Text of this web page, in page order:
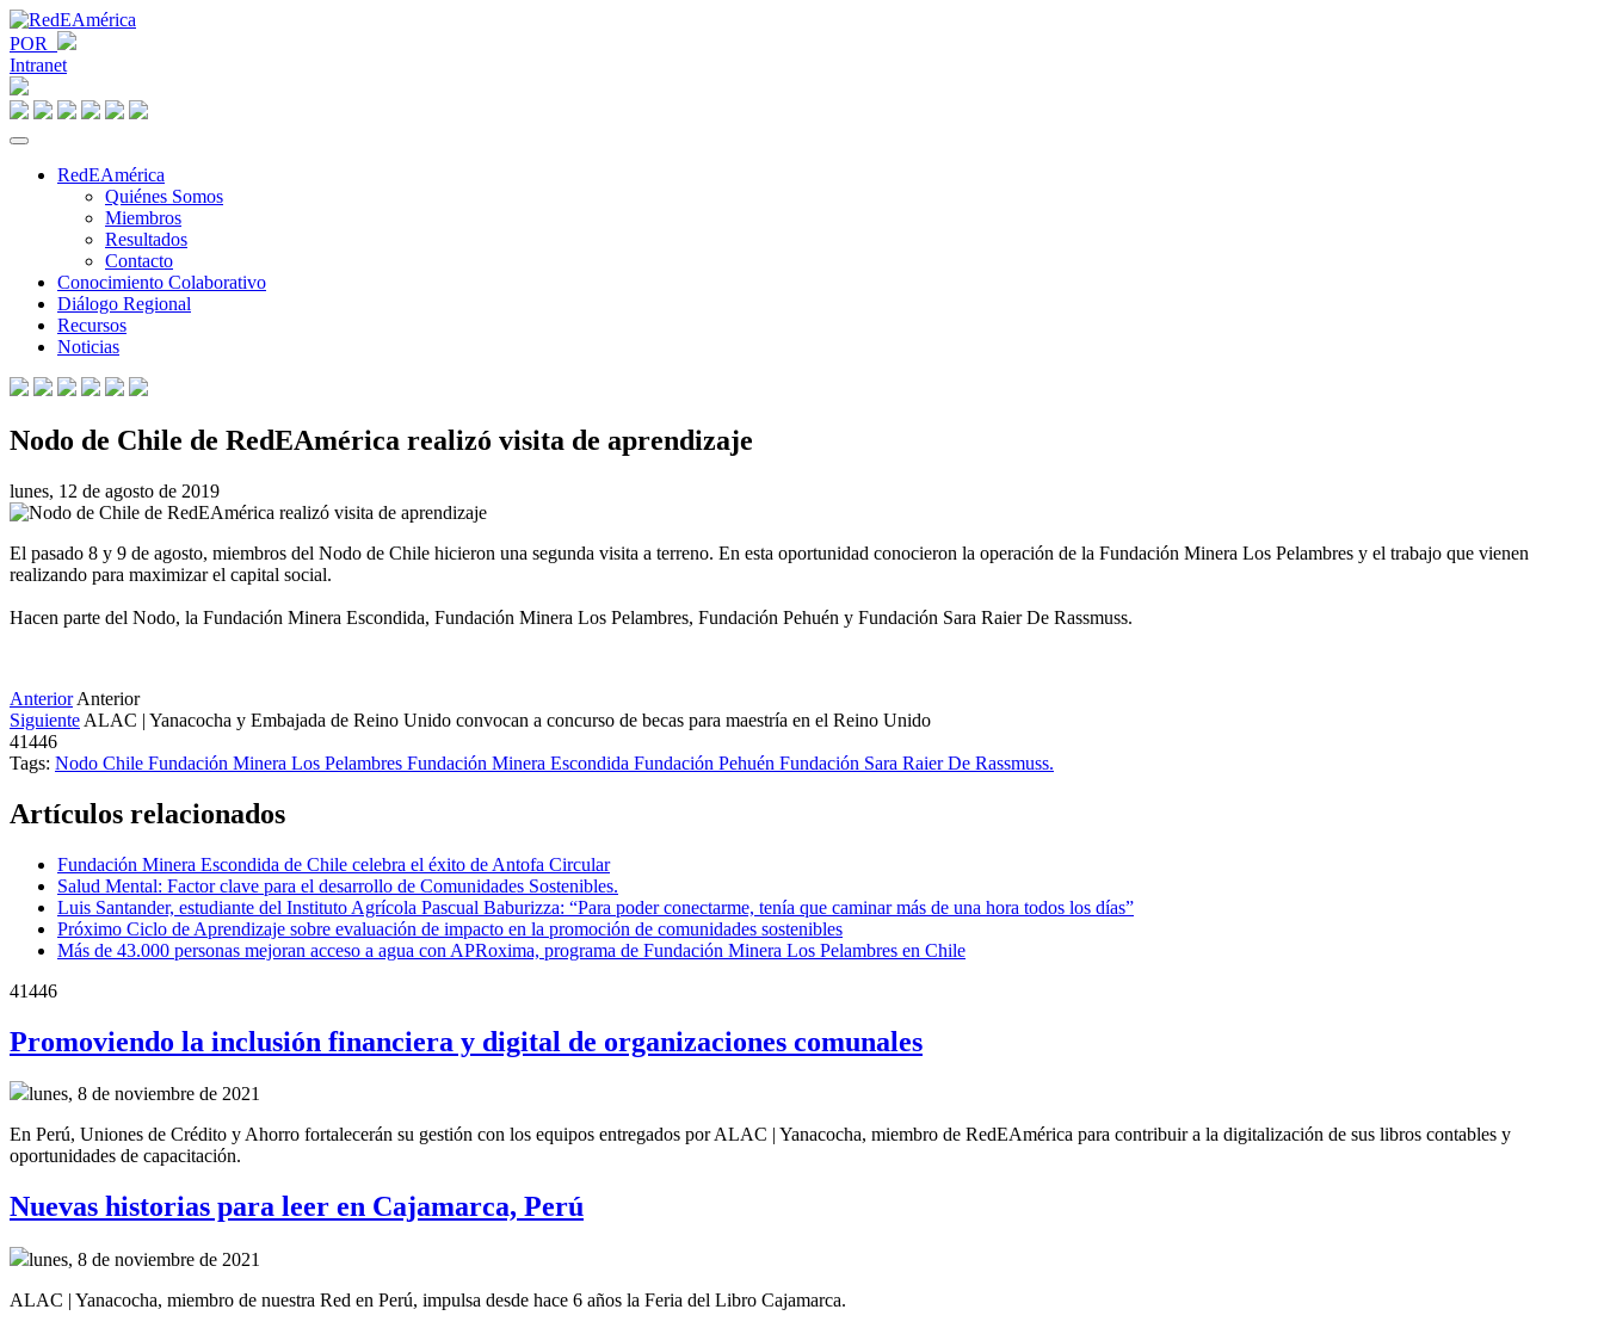
POR
Intranet
RedEAmérica
Quiénes Somos
Miembros
Resultados
Contacto
Conocimiento Colaborativo
Diálogo Regional
Recursos
Noticias
Nodo de Chile de RedEAmérica realizó visita de aprendizaje
lunes, 12 de agosto de 2019
El pasado 8 y 9 de agosto, miembros del Nodo de Chile hicieron una segunda visita a terreno. En esta oportunidad conocieron la operación de la Fundación Minera Los Pelambres y el trabajo que vienen
realizando para maximizar el capital social.
Hacen parte del Nodo, la Fundación Minera Escondida, Fundación Minera Los Pelambres, Fundación Pehuén y Fundación Sara Raier De Rassmuss.
Anterior Anterior
Siguiente ALAC | Yanacocha y Embajada de Reino Unido convocan a concurso de becas para maestría en el Reino Unido
41446
Tags: Nodo Chile Fundación Minera Los Pelambres Fundación Minera Escondida Fundación Pehuén Fundación Sara Raier De Rassmuss.
Artículos relacionados
Fundación Minera Escondida de Chile celebra el éxito de Antofa Circular
Salud Mental: Factor clave para el desarrollo de Comunidades Sostenibles.
Luis Santander, estudiante del Instituto Agrícola Pascual Baburizza: “Para poder conectarme, tenía que caminar más de una hora todos los días”
Próximo Ciclo de Aprendizaje sobre evaluación de impacto en la promoción de comunidades sostenibles
Más de 43.000 personas mejoran acceso a agua con APRoxima, programa de Fundación Minera Los Pelambres en Chile
41446
Promoviendo la inclusión financiera y digital de organizaciones comunales
lunes, 8 de noviembre de 2021
En Perú, Uniones de Crédito y Ahorro fortalecerán su gestión con los equipos entregados por ALAC | Yanacocha, miembro de RedEAmérica para contribuir a la digitalización de sus libros contables y
oportunidades de capacitación.
Nuevas historias para leer en Cajamarca, Perú
lunes, 8 de noviembre de 2021
ALAC | Yanacocha, miembro de nuestra Red en Perú, impulsa desde hace 6 años la Feria del Libro Cajamarca.